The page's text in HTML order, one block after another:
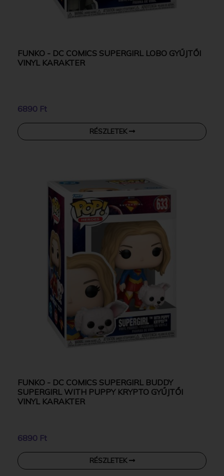
FUNKO - DC COMICS SUPERGIRL LOBO GYŰJTŐI
VINYL KARAKTER
6890 Ft
RÉSZLETEK
FUNKO - DC COMICS SUPERGIRL BUDDY
SUPERGIRL WITH PUPPY KRYPTO GYŰJTŐI
VINYL KARAKTER
6890 Ft
RÉSZLETEK